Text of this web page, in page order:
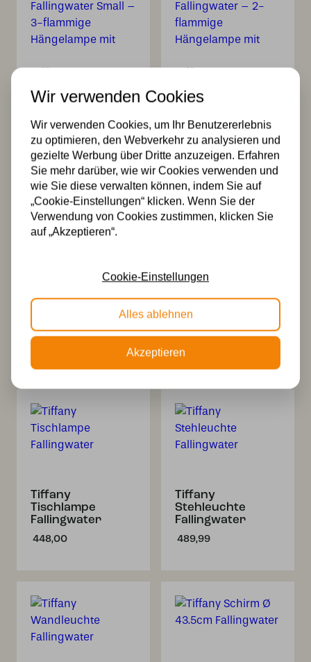
– 3-flammige
charaktervollem
Glasdesign
647,00
flammige
Charakter
730,00
Tiffany
Stehlampensockel
Fallingwater
Tiffany
Lese/Stehleuchte
Fallingwater
Tiffany
Tischlampe
Fallingwater
448,00
Tiffany
Stehleuchte
Fallingwater
489,99
Wir verwenden Cookies
Wir verwenden Cookies, um Ihr Benutzererlebnis
zu optimieren, den Webverkehr zu analysieren und
gezielte Werbung über Dritte anzuzeigen. Erfahren
Sie mehr darüber, wie wir Cookies verwenden und
wie Sie diese verwalten können, indem Sie auf
„Cookie-Einstellungen“ klicken. Wenn Sie der
Verwendung von Cookies zustimmen, klicken Sie
auf „Akzeptieren“.
Cookie-Einstellungen
Alles ablehnen
Akzeptieren